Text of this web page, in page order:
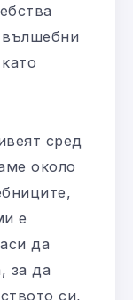
вълшебни
сред
около
е
да
за да
си,